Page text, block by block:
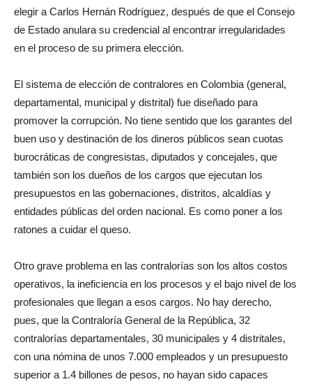
elegir a Carlos Hernán Rodríguez, después de que el Consejo
de Estado anulara su credencial al encontrar irregularidades
en el proceso de su primera elección.
El sistema de elección de contralores en Colombia (general,
departamental, municipal y distrital) fue diseñado para
promover la corrupción. No tiene sentido que los garantes del
buen uso y destinación de los dineros públicos sean cuotas
burocráticas de congresistas, diputados y concejales, que
también son los dueños de los cargos que ejecutan los
presupuestos en las gobernaciones, distritos, alcaldías y
entidades públicas del orden nacional. Es como poner a los
ratones a cuidar el queso.
Otro grave problema en las contralorías son los altos costos
operativos, la ineficiencia en los procesos y el bajo nivel de los
profesionales que llegan a esos cargos. No hay derecho,
pues, que la Contraloría General de la República, 32
contralorías departamentales, 30 municipales y 4 distritales,
con una nómina de unos 7.000 empleados y un presupuesto
superior a 1.4 billones de pesos, no hayan sido capaces